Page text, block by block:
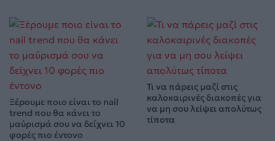
Ξέρουμε ποιο είναι το nail
trend που θα κάνει το
μαύρισμά σου να δείχνει 10
φορές πιο έντονο
Τι να πάρεις μαζί στις
καλοκαιρινές διακοπές για
να μη σου λείψει απολύτως
τίποτα